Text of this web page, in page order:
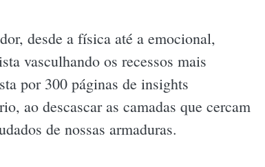
desde a física até a emocional,
vasculhando os recessos mais
por 300 páginas de insights
ao descascar as camadas que cercam
de nossas armaduras.